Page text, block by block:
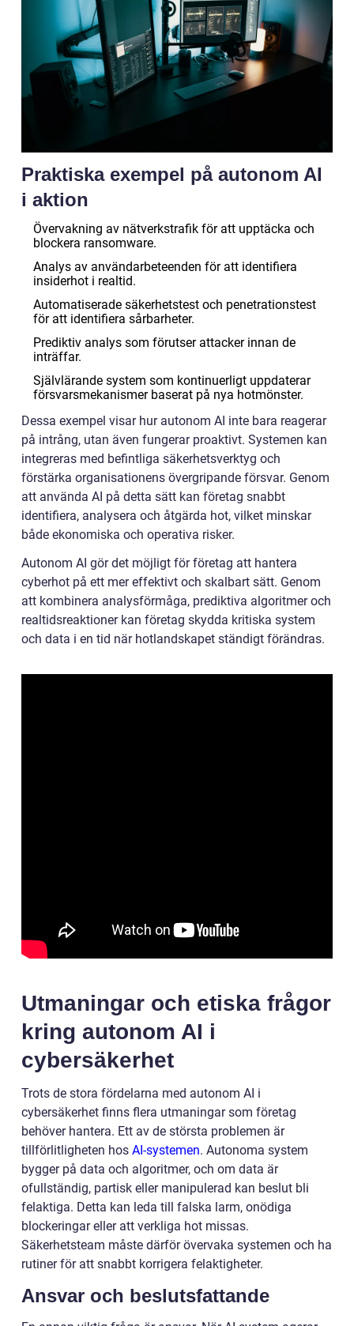
Praktiska exempel på autonom AI
i aktion
Övervakning av nätverkstrafik för att upptäcka och
blockera ransomware.
Analys av användarbeteenden för att identifiera
insiderhot i realtid.
Automatiserade säkerhetstest och penetrationstest
för att identifiera sårbarheter.
Prediktiv analys som förutser attacker innan de
inträffar.
Självlärande system som kontinuerligt uppdaterar
försvarsmekanismer baserat på nya hotmönster.
Dessa exempel visar hur autonom AI inte bara reagerar
på intrång, utan även fungerar proaktivt. Systemen kan
integreras med befintliga säkerhetsverktyg och
förstärka organisationens övergripande försvar. Genom
att använda AI på detta sätt kan företag snabbt
identifiera, analysera och åtgärda hot, vilket minskar
både ekonomiska och operativa risker.
Autonom AI gör det möjligt för företag att hantera
cyberhot på ett mer effektivt och skalbart sätt. Genom
att kombinera analysförmåga, prediktiva algoritmer och
realtidsreaktioner kan företag skydda kritiska system
och data i en tid när hotlandskapet ständigt förändras.
Utmaningar och etiska frågor
kring autonom AI i
cybersäkerhet
Trots de stora fördelarna med autonom AI i
cybersäkerhet finns flera utmaningar som företag
behöver hantera. Ett av de största problemen är
tillförlitligheten hos AI-systemen. Autonoma system
bygger på data och algoritmer, och om data är
ofullständig, partisk eller manipulerad kan beslut bli
felaktiga. Detta kan leda till falska larm, onödiga
blockeringar eller att verkliga hot missas.
Säkerhetsteam måste därför övervaka systemen och ha
rutiner för att snabbt korrigera felaktigheter.
Ansvar och beslutsfattande